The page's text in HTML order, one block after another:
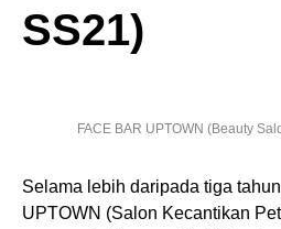
SS21)
FACE BAR UPTOWN (Beauty
Selama lebih daripada tiga
UPTOWN (Salon Kecantikan